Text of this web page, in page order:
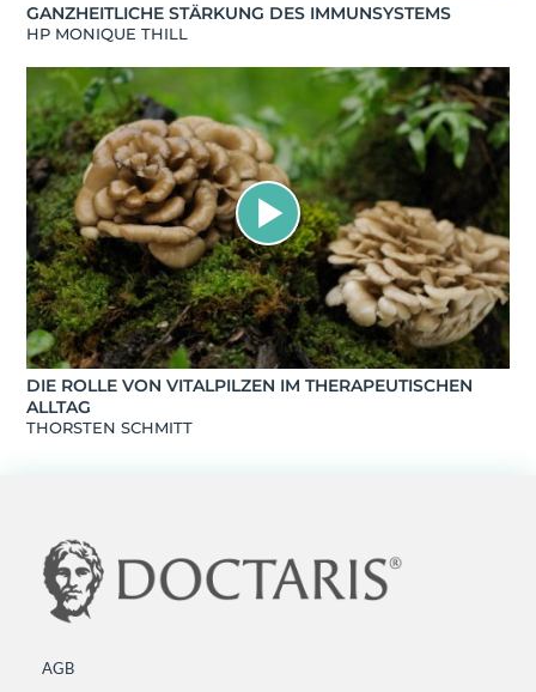
GANZHEITLICHE STÄRKUNG DES IMMUNSYSTEMS
HP MONIQUE THILL
DIE ROLLE VON VITALPILZEN IM THERAPEUTISCHEN
ALLTAG
THORSTEN SCHMITT
AGB